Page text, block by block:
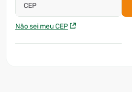
CEP
Não sei meu CEP